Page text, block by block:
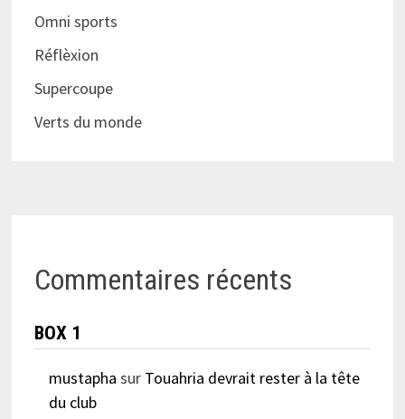
Omni sports
Réflèxion
Supercoupe
Verts du monde
Commentaires récents
BOX 1
mustapha sur Touahria devrait rester à la tête
du club